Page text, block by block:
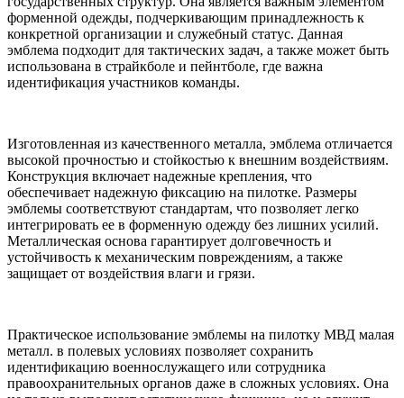
форменной одежды, подчеркивающим принадлежность к
конкретной организации и служебный статус. Данная
эмблема подходит для тактических задач, а также может быть
использована в страйкболе и пейнтболе, где важна
идентификация участников команды.
Изготовленная из качественного металла, эмблема отличается
высокой прочностью и стойкостью к внешним воздействиям.
Конструкция включает надежные крепления, что
обеспечивает надежную фиксацию на пилотке. Размеры
эмблемы соответствуют стандартам, что позволяет легко
интегрировать ее в форменную одежду без лишних усилий.
Металлическая основа гарантирует долговечность и
устойчивость к механическим повреждениям, а также
защищает от воздействия влаги и грязи.
Практическое использование эмблемы на пилотку МВД малая
металл. в полевых условиях позволяет сохранить
идентификацию военнослужащего или сотрудника
правоохранительных органов даже в сложных условиях. Она